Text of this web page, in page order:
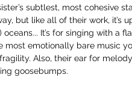
subtlest, most cohesive
but like all of their work, it’s
It’s for singing with a
emotionally bare music
Also, their ear for
goosebumps.